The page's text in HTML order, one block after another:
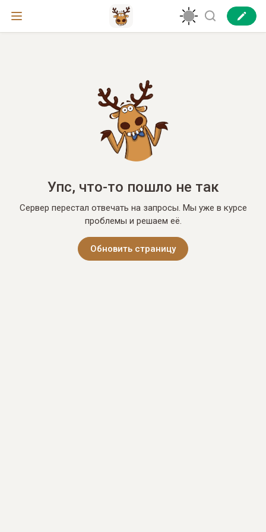
Упс, что-то пошло не так
Сервер перестал отвечать на запросы. Мы уже в курсе
проблемы и решаем её.
Обновить страницу